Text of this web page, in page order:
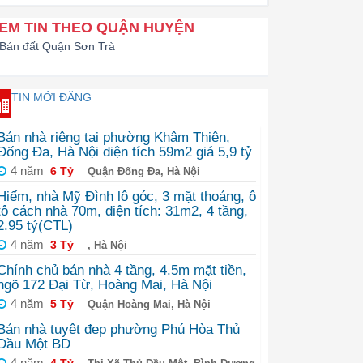
TIN THEO QUẬN HUYỆN
Bán đất Quận Sơn Trà
TIN MỚI ĐĂNG
nhà riêng tại phường Khâm Thiên,
Đa, Hà Nội diện tích 59m2 giá 5,9 tỷ
4 năm 6 Tỷ Quận Đống Đa, Hà Nội
nhà Mỹ Đình lô góc, 3 mặt thoáng, ô
cách nhà 70m, diện tích: 31m2, 4 tầng,
tỷ(CTL)
4 năm 3 Tỷ , Hà Nội
chủ bán nhà 4 tầng, 4.5m mặt tiền,
172 Đại Từ, Hoàng Mai, Hà Nội
4 năm 5 Tỷ Quận Hoàng Mai, Hà Nội
nhà tuyệt đẹp phường Phú Hòa Thủ
Một BD